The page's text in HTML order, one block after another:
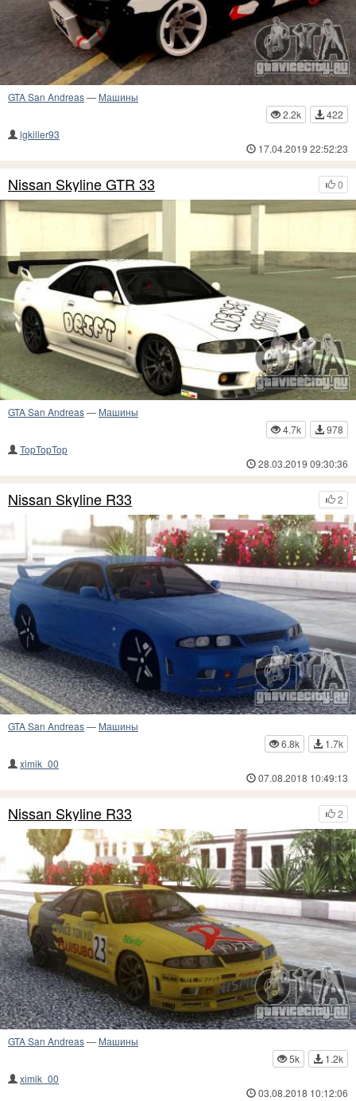
GTA San Andreas— Машины
2.2k
422
lgkiller93
17.04.2019 22:52:23
0
Nissan Skyline GTR 33
GTA San Andreas— Машины
4.7k
978
TopTopTop
28.03.2019 09:30:36
2
Nissan Skyline R33
GTA San Andreas— Машины
6.8k
1.7k
ximik_00
07.08.2018 10:49:13
2
Nissan Skyline R33
GTA San Andreas— Машины
5k
1.2k
ximik_00
03.08.2018 10:12:06